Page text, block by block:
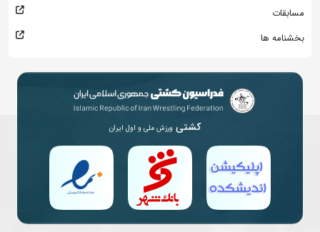
مسابقات
بخشنامه ها
کشتی ورزش ملی و اول ایران